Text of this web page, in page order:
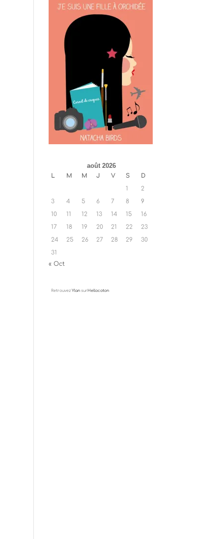
août 2026
L M M J V S
D
1
2
3
4 5 6 7 8
9
10
11 12 13 14 15
16
17
18 19 20 21 22
23
24
25 26 27 28 29
30
31
« Oct
Retrouvez Ylansur Hellocoton